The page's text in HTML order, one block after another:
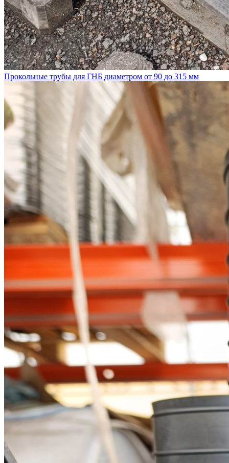
Прокольные трубы для ГНБ диаметром от 90 до 315 мм